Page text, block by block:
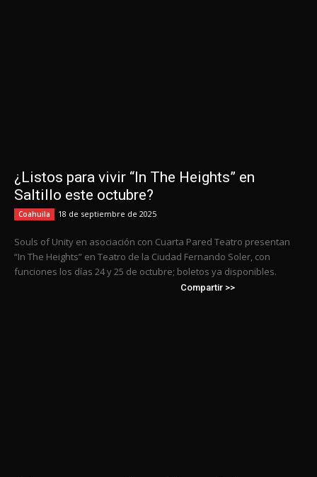
¿Listos para vivir “In The Heights” en
Saltillo este octubre?
Coahuila 18 de septiembre de 2025
Souls of Unity en asociación con Cuarta Pared Teatro presentan
“In The Heights” en Teatro de la Ciudad Fernando Soler, con
funciones los días 24 y 25 de octubre; boletos ya disponibles.
Compartir >>